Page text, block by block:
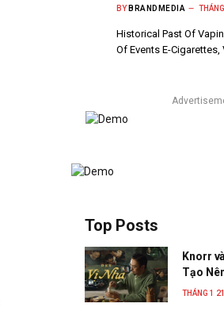
BY BRANDMEDIA
Historical Past Of
Of Events E-
Top Posts
Knorr
Tạo
2025
THÁNG 1